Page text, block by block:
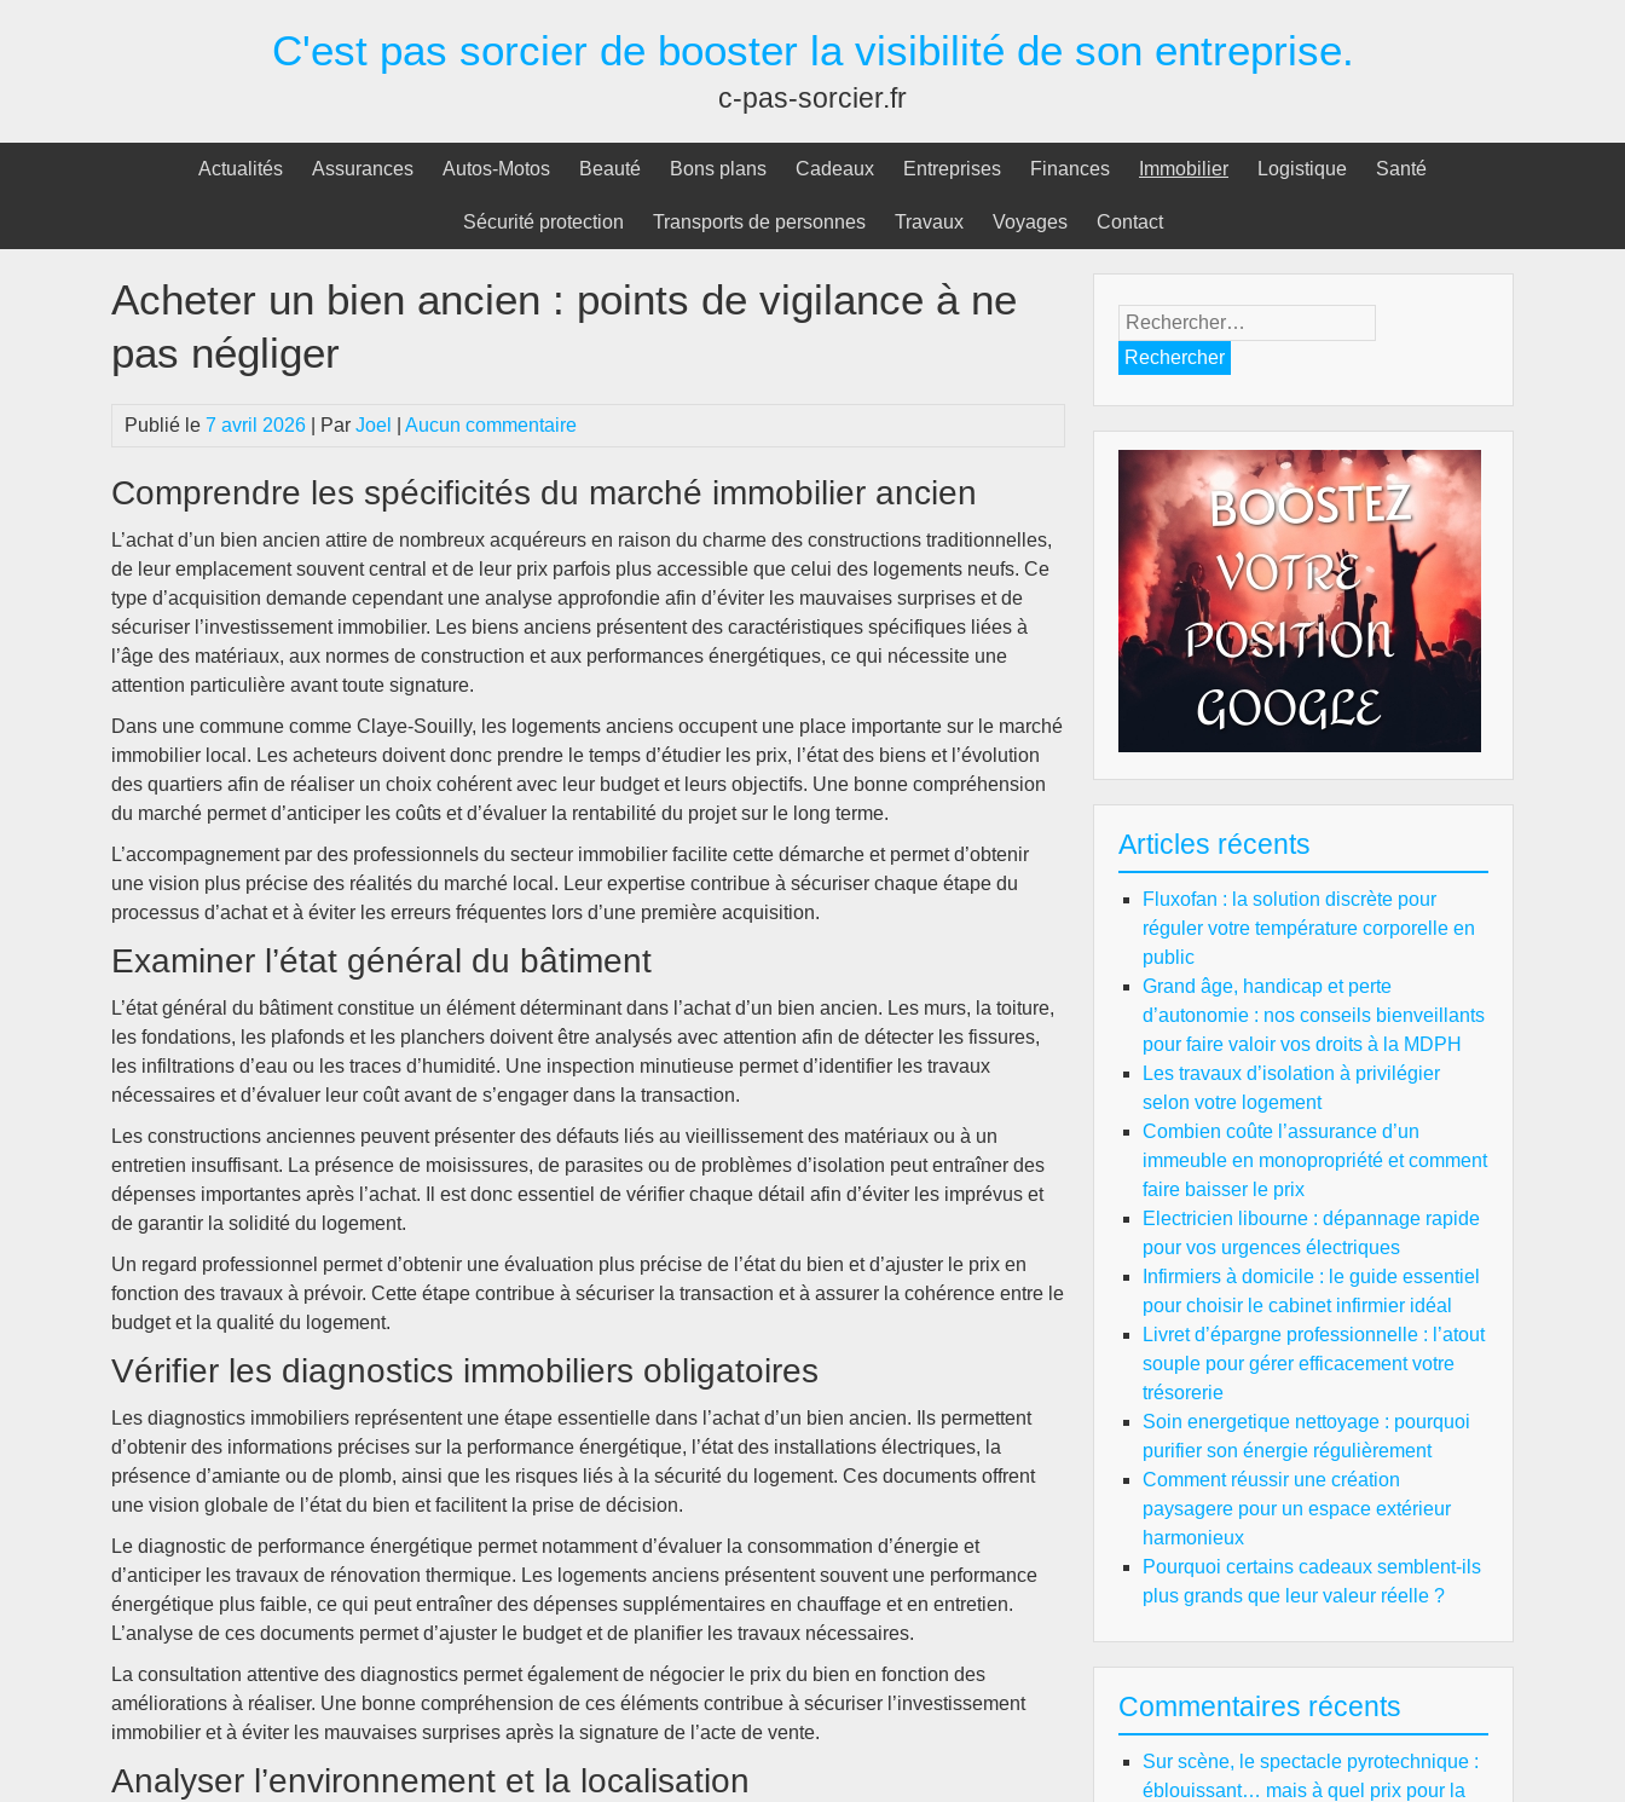
C'est pas sorcier de booster la visibilité de son entreprise.
c-pas-sorcier.fr
Actualités Assurances Autos-Motos Beauté Bons plans Cadeaux Entreprises Finances Immobilier Logistique Santé
Sécurité protection Transports de personnes Travaux Voyages Contact
Acheter un bien ancien : points de vigilance à ne
pas négliger
Publié le 7 avril 2026 | Par Joel Aucun commentaire
Comprendre les spécificités du marché immobilier ancien
L’achat d’un bien ancien attire de nombreux acquéreurs en raison du charme des constructions traditionnelles,
de leur emplacement souvent central et de leur prix parfois plus accessible que celui des logements neufs. Ce
type d’acquisition demande cependant une analyse approfondie afin d’éviter les mauvaises surprises et de
sécuriser l’investissement immobilier. Les biens anciens présentent des caractéristiques spécifiques liées à
l’âge des matériaux, aux normes de construction et aux performances énergétiques, ce qui nécessite une
attention particulière avant toute signature.
Dans une commune comme Claye-Souilly, les logements anciens occupent une place importante sur le marché
immobilier local. Les acheteurs doivent donc prendre le temps d’étudier les prix, l’état des biens et l’évolution
des quartiers afin de réaliser un choix cohérent avec leur budget et leurs objectifs. Une bonne compréhension
du marché permet d’anticiper les coûts et d’évaluer la rentabilité du projet sur le long terme.
L’accompagnement par des professionnels du secteur immobilier facilite cette démarche et permet d’obtenir
une vision plus précise des réalités du marché local. Leur expertise contribue à sécuriser chaque étape du
processus d’achat et à éviter les erreurs fréquentes lors d’une première acquisition.
Examiner l’état général du bâtiment
L’état général du bâtiment constitue un élément déterminant dans l’achat d’un bien ancien. Les murs, la toiture,
les fondations, les plafonds et les planchers doivent être analysés avec attention afin de détecter les fissures,
les infiltrations d’eau ou les traces d’humidité. Une inspection minutieuse permet d’identifier les travaux
nécessaires et d’évaluer leur coût avant de s’engager dans la transaction.
Les constructions anciennes peuvent présenter des défauts liés au vieillissement des matériaux ou à un
entretien insuffisant. La présence de moisissures, de parasites ou de problèmes d’isolation peut entraîner des
dépenses importantes après l’achat. Il est donc essentiel de vérifier chaque détail afin d’éviter les imprévus et
de garantir la solidité du logement.
Un regard professionnel permet d’obtenir une évaluation plus précise de l’état du bien et d’ajuster le prix en
fonction des travaux à prévoir. Cette étape contribue à sécuriser la transaction et à assurer la cohérence entre le
budget et la qualité du logement.
Vérifier les diagnostics immobiliers obligatoires
Les diagnostics immobiliers représentent une étape essentielle dans l’achat d’un bien ancien. Ils permettent
d’obtenir des informations précises sur la performance énergétique, l’état des installations électriques, la
présence d’amiante ou de plomb, ainsi que les risques liés à la sécurité du logement. Ces documents offrent
une vision globale de l’état du bien et facilitent la prise de décision.
Le diagnostic de performance énergétique permet notamment d’évaluer la consommation d’énergie et
d’anticiper les travaux de rénovation thermique. Les logements anciens présentent souvent une performance
énergétique plus faible, ce qui peut entraîner des dépenses supplémentaires en chauffage et en entretien.
L’analyse de ces documents permet d’ajuster le budget et de planifier les travaux nécessaires.
La consultation attentive des diagnostics permet également de négocier le prix du bien en fonction des
améliorations à réaliser. Une bonne compréhension de ces éléments contribue à sécuriser l’investissement
immobilier et à éviter les mauvaises surprises après la signature de l’acte de vente.
Analyser l’environnement et la localisation
Rechercher :
Articles récents
Fluxofan : la solution discrète pour
réguler votre température corporelle en
public
Grand âge, handicap et perte
d’autonomie : nos conseils bienveillants
pour faire valoir vos droits à la MDPH
Les travaux d’isolation à privilégier
selon votre logement
Combien coûte l’assurance d’un
immeuble en monopropriété et comment
faire baisser le prix
Electricien libourne : dépannage rapide
pour vos urgences électriques
Infirmiers à domicile : le guide essentiel
pour choisir le cabinet infirmier idéal
Livret d’épargne professionnelle : l’atout
souple pour gérer efficacement votre
trésorerie
Soin energetique nettoyage : pourquoi
purifier son énergie régulièrement
Comment réussir une création
paysagere pour un espace extérieur
harmonieux
Pourquoi certains cadeaux semblent-ils
plus grands que leur valeur réelle ?
Commentaires récents
Sur scène, le spectacle pyrotechnique :
éblouissant… mais à quel prix pour la